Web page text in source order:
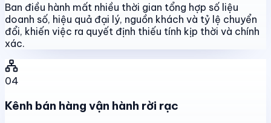
Ban điều hành mất nhiều thời gian tổng hợp số liệu
doanh số, hiệu quả đại lý, nguồn khách và tỷ lệ chuyển
đổi, khiến việc ra quyết định thiếu tính kịp thời và chính
xác.
04
Kênh bán hàng vận hành rời rạc